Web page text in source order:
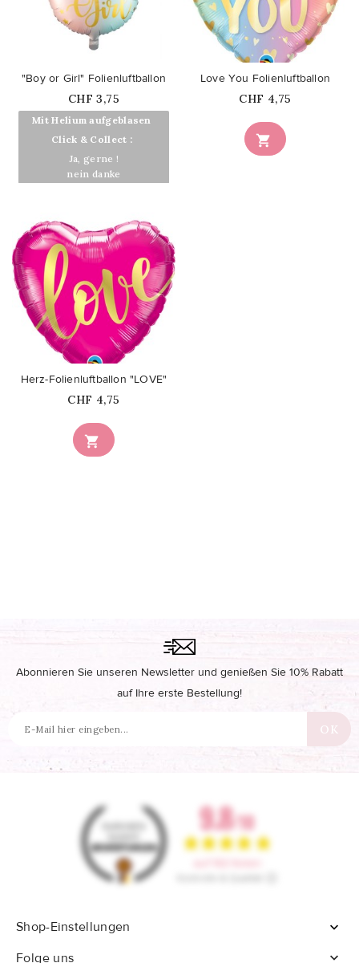
Mit Helium aufgeblasen
Click & Collect :
Ja, gerne !
nein danke
"Boy or Girl" Folienluftballon
Price
CHF 3,75
favorite_border

Love You Folienluftballon
Price
CHF 4,75
favorite_border

Herz-Folienluftballon "LOVE"
Price
CHF 4,75
Abonnieren Sie unseren Newsletter und genießen Sie 10% Rabatt
auf Ihre erste Bestellung!
Shop-Einstellungen

Folge uns
